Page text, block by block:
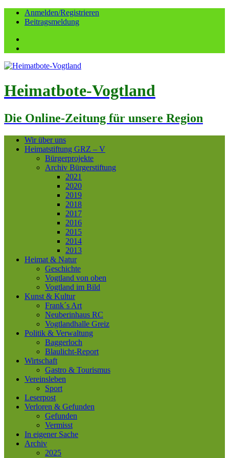
Anmelden/Registrieren
Beitragsmeldung
Heimatbote-Vogtland
Die Online-Zeitung für unsere Region
Wir über uns
Heimatstiftung GRZ – V
Bürgerprojekte
Archiv Bürgerstiftung
2021
2020
2019
2018
2017
2016
2015
2014
2013
Heimat & Natur
Geschichte
Vogtland von oben
Vogtland im Bild
Kunst & Kultur
Frank´s Art
Neuberinhaus RC
Vogtlandhalle Greiz
Politik & Verwaltung
Baggerloch
Blaulicht-Report
Wirtschaft
Gastro & Tourismus
Vereinsleben
Sport
Leserpost
Verloren & Gefunden
Gefunden
Vermisst
In eigener Sache
Archiv
2025